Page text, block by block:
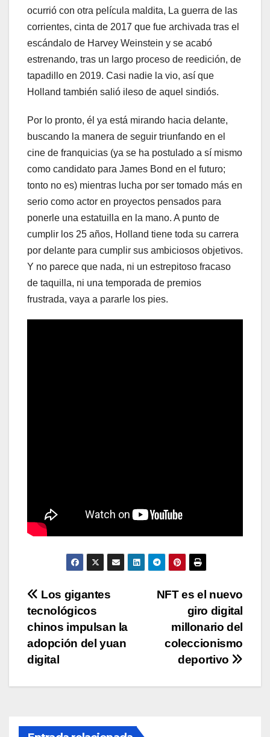
ocurrió con otra película maldita, La guerra de las
corrientes, cinta de 2017 que fue archivada tras el
escándalo de Harvey Weinstein y se acabó
estrenando, tras un largo proceso de reedición, de
tapadillo en 2019. Casi nadie la vio, así que
Holland también salió ileso de aquel sindiós.
Por lo pronto, él ya está mirando hacia delante,
buscando la manera de seguir triunfando en el
cine de franquicias (ya se ha postulado a sí mismo
como candidato para James Bond en el futuro;
tonto no es) mientras lucha por ser tomado más en
serio como actor en proyectos pensados para
ponerle una estatuilla en la mano. A punto de
cumplir los 25 años, Holland tiene toda su carrera
por delante para cumplir sus ambiciosos objetivos.
Y no parece que nada, ni un estrepitoso fracaso
de taquilla, ni una temporada de premios
frustrada, vaya a pararle los pies.
Navegación
de
entradas
NFT es el nuevo
giro digital
millonario del
coleccionismo
deportivo
Los gigantes
tecnológicos
chinos impulsan la
adopción del yuan
digital